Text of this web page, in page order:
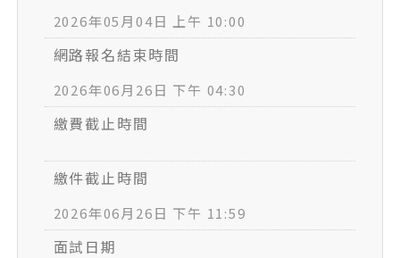
2026年05月04日 上午 10:00
網路報名結束時間
2026年06月26日 下午 04:30
繳費截止時間
繳件截止時間
2026年06月26日 下午 11:59
面試日期